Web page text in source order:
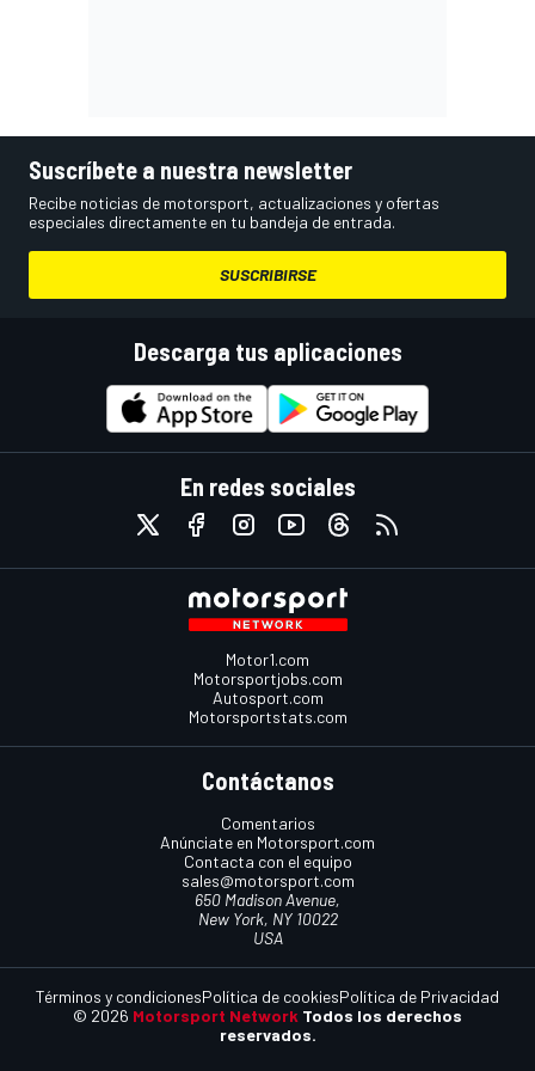
Suscríbete a nuestra newsletter
Recibe noticias de motorsport, actualizaciones y ofertas
especiales directamente en tu bandeja de entrada.
SUSCRIBIRSE
Descarga tus aplicaciones
En redes sociales
Motor1.com
Motorsportjobs.com
Autosport.com
Motorsportstats.com
Contáctanos
Comentarios
Anúnciate en Motorsport.com
Contacta con el equipo
sales@motorsport.com
650 Madison Avenue,
New York, NY 10022
USA
© 2026 Motorsport Network Todos los derechos
reservados.
Términos y condicionesPolítica de cookiesPolítica de Privacidad